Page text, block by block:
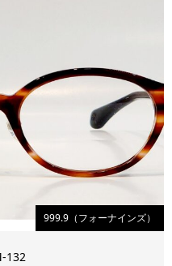
999.9（フォーナインズ）
132